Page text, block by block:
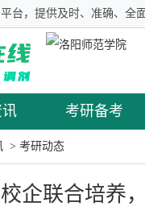
台，提供及时、准确、全
考研备考
> 考研动态
校企联合培养